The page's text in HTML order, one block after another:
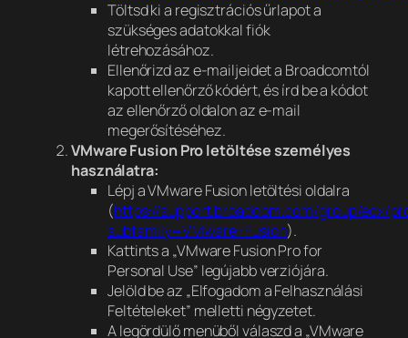
Töltsd ki a regisztrációs űrlapot a
szükséges adatokkal fiók
létrehozásához.
Ellenőrizd az e-mailjeidet a Broadcomtól
kapott ellenőrző kódért, és írd be a kódot
az ellenőrző oldalon az e-mail
megerősítéséhez.
VMware Fusion Pro letöltése személyes
használatra:
Lépj a VMware Fusion letöltési oldalra
(https://support.broadcom.com/group/ecx/
subfamily=VMware+Fusion).
Kattints a „VMware Fusion Pro for
Personal Use” legújabb verziójára.
Jelöld be az „Elfogadom a Felhasználási
Feltételeket” melletti négyzetet.
A legördülő menüből válaszd a „VMware